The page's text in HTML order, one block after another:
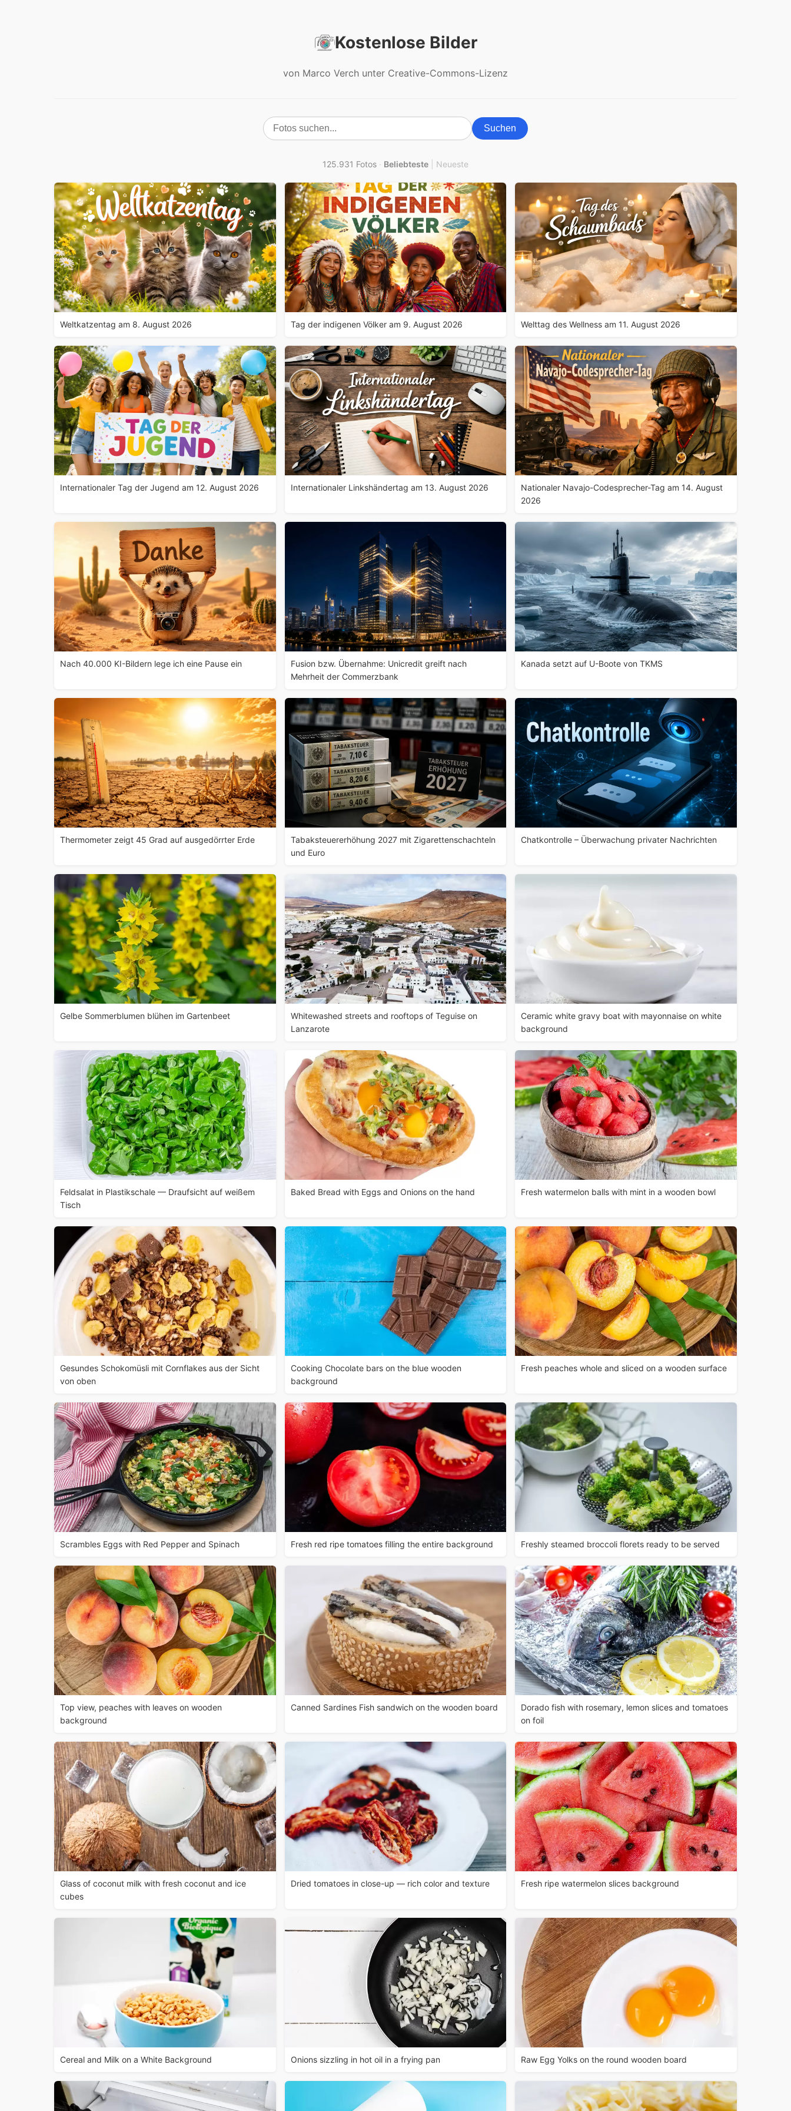
Kostenlose Bilder
von Marco Verch unter Creative-Commons-Lizenz
Suchen
125.931 Fotos · Beliebteste Neueste
Weltkatzentag am 8. August 2026 Tag der indigenen Völker am 9. August 2026 Welttag des Wellness am 11. August 2026
Internationaler Tag der Jugend am 12. August 2026 Internationaler Linkshändertag am 13. August 2026
Nationaler Navajo-Codesprecher-Tag am 14. August
2026
Nach 40.000 KI-Bildern lege ich eine Pause ein
Fusion bzw. Übernahme: Unicredit greift nach
Mehrheit der Commerzbank
Kanada setzt auf U-Boote von TKMS
Thermometer zeigt 45 Grad auf ausgedörrter Erde
Tabaksteuererhöhung 2027 mit Zigarettenschachteln
und Euro
Chatkontrolle – Überwachung privater Nachrichten
Gelbe Sommerblumen blühen im Gartenbeet
Whitewashed streets and rooftops of Teguise on
Lanzarote
Ceramic white gravy boat with mayonnaise on white
background
Feldsalat in Plastikschale — Draufsicht auf weißem
Tisch
Baked Bread with Eggs and Onions on the hand Fresh watermelon balls with mint in a wooden bowl
Gesundes Schokomüsli mit Cornflakes aus der Sicht
von oben
Cooking Chocolate bars on the blue wooden
background
Fresh peaches whole and sliced on a wooden surface
Scrambles Eggs with Red Pepper and Spinach Fresh red ripe tomatoes filling the entire background Freshly steamed broccoli florets ready to be served
Top view, peaches with leaves on wooden
background
Canned Sardines Fish sandwich on the wooden board
Dorado fish with rosemary, lemon slices and tomatoes
on foil
Glass of coconut milk with fresh coconut and ice
cubes
Dried tomatoes in close-up — rich color and texture Fresh ripe watermelon slices background
Cereal and Milk on a White Background Onions sizzling in hot oil in a frying pan Raw Egg Yolks on the round wooden board